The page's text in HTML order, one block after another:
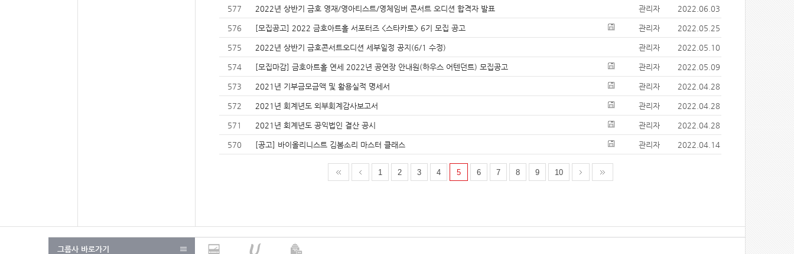
577 2022년 상반기 금호 영재/영아티스트/영체임버 콘서트 오디션 합격자 발표 관리자 2022.06.03
576 [모집공고] 2022 금호아트홀 서포터즈 <스타카토> 6기 모집 공고 관리자 2022.05.25
575 2022년 상반기 금호콘서트오디션 세부일정 공지(6/1 수정) 관리자 2022.05.10
574 [모집마감] 금호아트홀 연세 2022년 공연장 안내원(하우스 어텐던트) 모집공고 관리자 2022.05.09
573 2021년 기부금모금액 및 활용실적 명세서 관리자 2022.04.28
572 2021년 회계년도 외부회계감사보고서 관리자 2022.04.28
571 2021년 회계년도 공익법인 결산 공시 관리자 2022.04.28
570 [공고] 바이올리니스트 김봄소리 마스터 클래스 관리자 2022.04.14
1 2 3 4 5 6 7 8 9 10
그룹사 바로가기